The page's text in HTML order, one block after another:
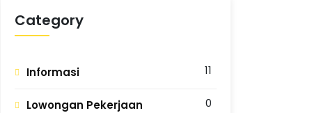
Category
Informasi 11
Lowongan Pekerjaan 0